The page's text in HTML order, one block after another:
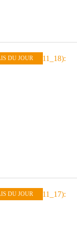
DU JOUR
DU JOUR